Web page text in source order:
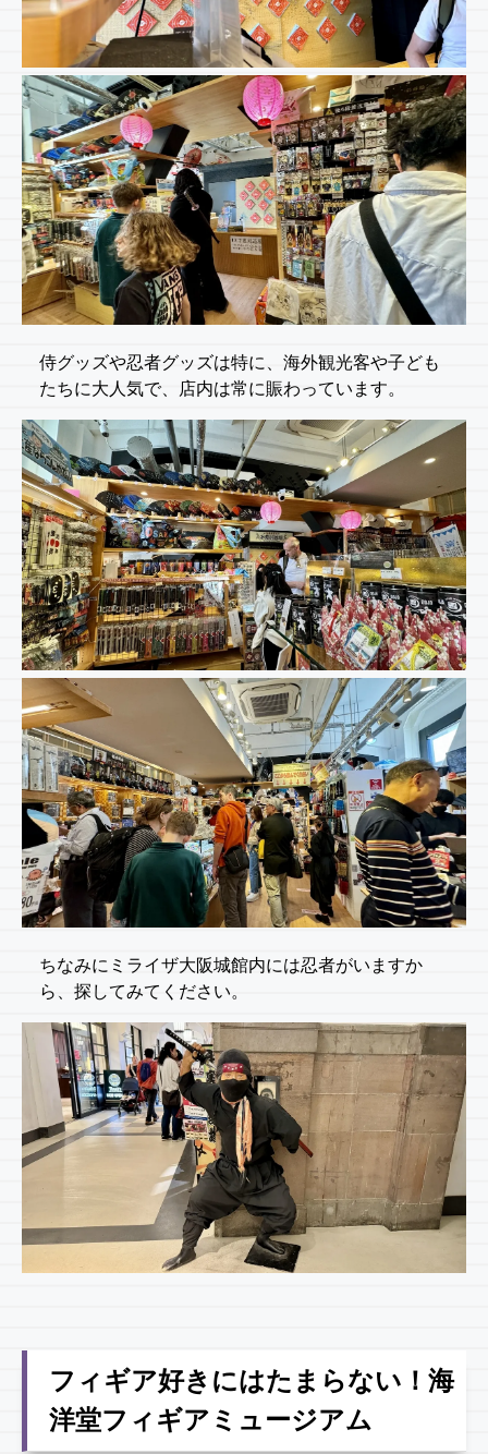
侍グッズや忍者グッズは特に、海外観光客や子ども
たちに大人気で、店内は常に賑わっています。
ちなみにミライザ大阪城館内には忍者がいますか
ら、探してみてください。
フィギア好きにはたまらない！海
洋堂フィギアミュージアム